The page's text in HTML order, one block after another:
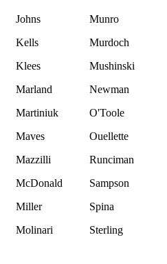
Johns
Kells
Klees
Marland
Martiniuk
Maves
Mazzilli
McDonald
Miller
Molinari
Munro
Murdoch
Mushinski
Newman
O'Toole
Ouellette
Runciman
Sampson
Spina
Sterling